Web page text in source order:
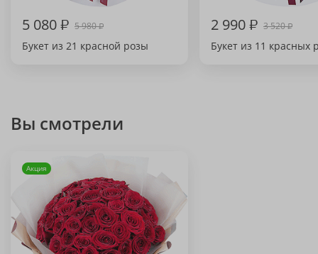
5 080₽ 5 980₽
Букет из 21 красной розы
2 990₽ 3 520₽
Букет из 11 красных
Вы смотрели
Акция